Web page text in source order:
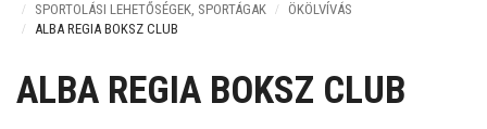
SPORTOLÁSI LEHETŐSÉGEK, SPORTÁGAK
ÖKÖLVÍVÁS
ALBA REGIA BOKSZ CLUB
ALBA REGIA BOKSZ CLUB